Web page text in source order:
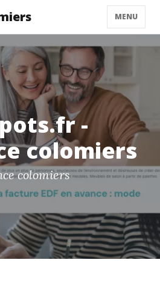
MENU
-
colomiers
colomiers